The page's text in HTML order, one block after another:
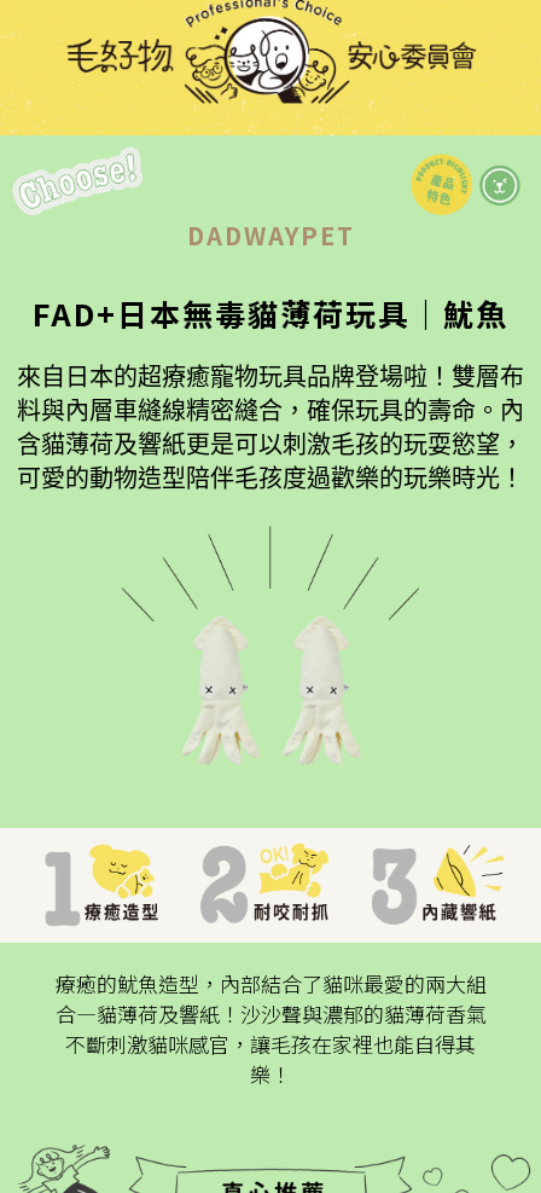
DADWAYPET
FAD+日本無毒貓薄荷玩具｜魷魚
來自日本的超療癒寵物玩具品牌登場啦！雙層布
料與內層車縫線精密縫合，確保玩具的壽命。內
含貓薄荷及響紙更是可以刺激毛孩的玩耍慾望，
可愛的動物造型陪伴毛孩度過歡樂的玩樂時光！
療癒的魷魚造型，內部結合了貓咪最愛的兩大組
合—貓薄荷及響紙！沙沙聲與濃郁的貓薄荷香氣
不斷刺激貓咪感官，讓毛孩在家裡也能自得其
樂！